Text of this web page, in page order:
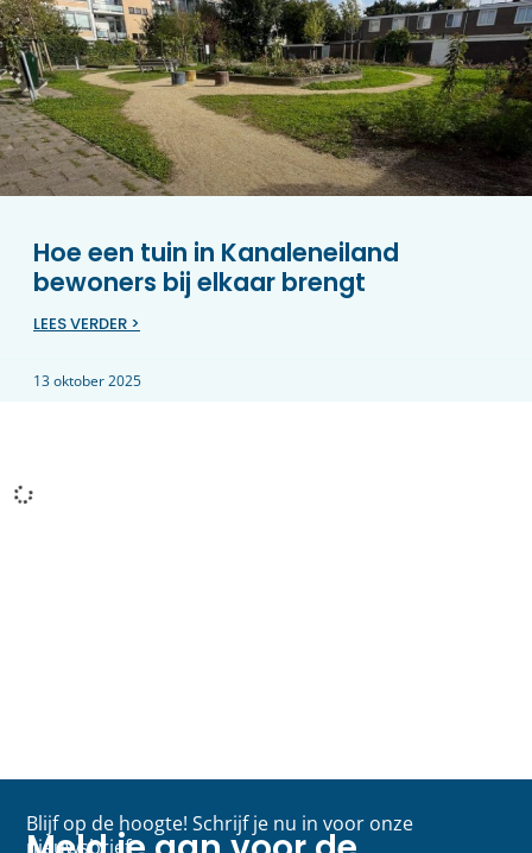
Hoe een tuin in Kanaleneiland
bewoners bij elkaar brengt
LEES VERDER >
13 oktober 2025
Blijf op de hoogte! Schrijf je nu in voor onze
nieuwsbrief